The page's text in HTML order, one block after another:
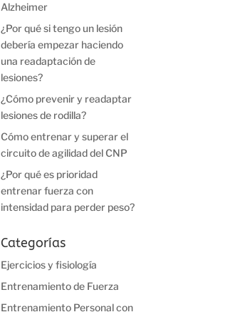
Alzheimer
¿Por qué si tengo un lesión
debería empezar haciendo
una readaptación de
lesiones?
¿Cómo prevenir y readaptar
lesiones de rodilla?
Cómo entrenar y superar el
circuito de agilidad del CNP
¿Por qué es prioridad
entrenar fuerza con
intensidad para perder peso?
Categorías
Ejercicios y fisiología
Entrenamiento de Fuerza
Entrenamiento Personal con